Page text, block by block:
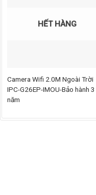
HẾT HÀNG
Camera Wifi 2.0M Ngoài Trời
IPC-G26EP-IMOU-Bảo hành 3
năm